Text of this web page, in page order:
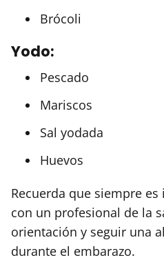
Brócoli
Yodo:
Pescado
Mariscos
Sal yodada
Huevos
Recuerda que siempre
con un profesional de la
orientación y seguir una
durante el embarazo.